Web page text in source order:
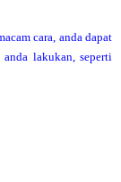
cara, anda dapat
lakukan, seperti